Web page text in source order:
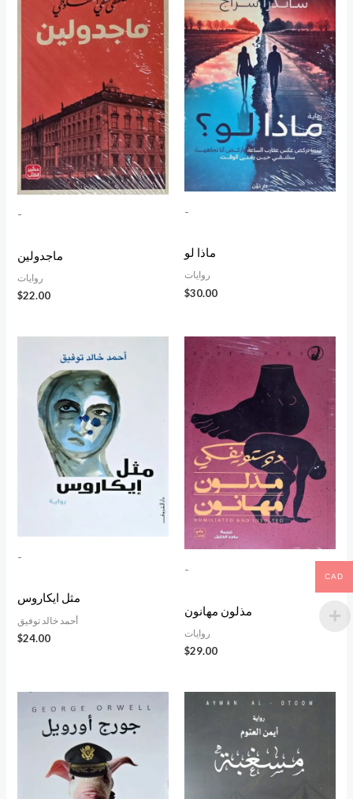
-
ماجدولين
روايات
$22.00
-
ماذا لو
روايات
$30.00
-
مثل ايكاروس
أحمد خالد توفيق
$24.00
-
مذلون مهانون
روايات
$29.00
CAD